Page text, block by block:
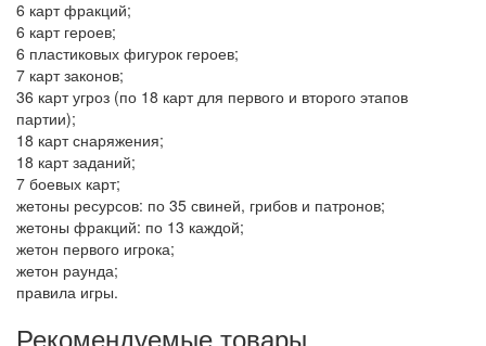
6 карт фракций;
6 карт героев;
6 пластиковых фигурок героев;
7 карт законов;
36 карт угроз (по 18 карт для первого и второго этапов
партии);
18 карт снаряжения;
18 карт заданий;
7 боевых карт;
жетоны ресурсов: по 35 свиней, грибов и патронов;
жетоны фракций: по 13 каждой;
жетон первого игрока;
жетон раунда;
правила игры.
Рекомендуемые товары